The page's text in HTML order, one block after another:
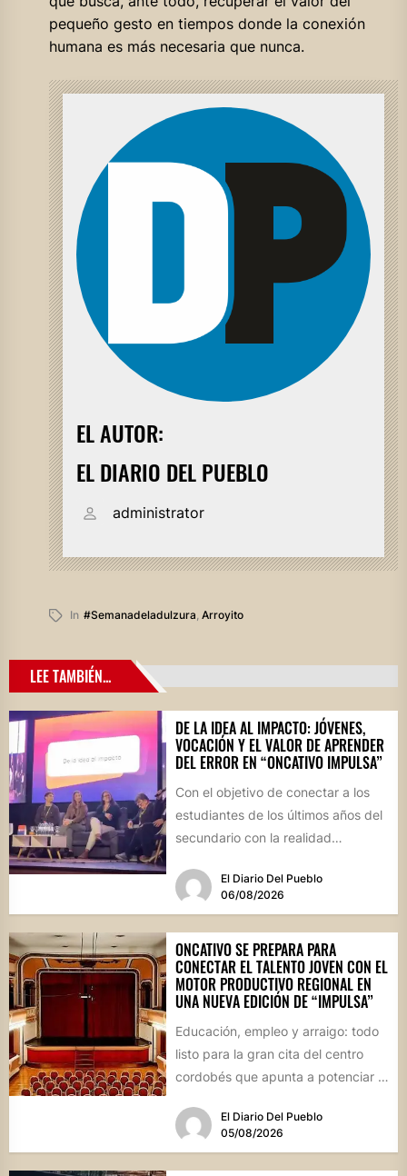
pequeño gesto en tiempos donde la conexión
humana es más necesaria que nunca.
EL AUTOR:
EL DIARIO DEL PUEBLO
administrator
In #semanadeladulzura Arroyito
LEE TAMBIÉN...
DE LA IDEA AL IMPACTO: JÓVENES,
VOCACIÓN Y EL VALOR DE APRENDER
DEL ERROR EN “ONCATIVO IMPULSA”
Con el objetivo de conectar a los
estudiantes de los últimos años del
secundario con la realidad
El Diario Del Pueblo
06/08/2026
ONCATIVO SE PREPARA PARA
CONECTAR EL TALENTO JOVEN CON EL
MOTOR PRODUCTIVO REGIONAL EN
UNA NUEVA EDICIÓN DE “IMPULSA”
Educación, empleo y arraigo: todo
listo para la gran cita del centro
cordobés que apunta a potenciar el
El Diario Del Pueblo
05/08/2026